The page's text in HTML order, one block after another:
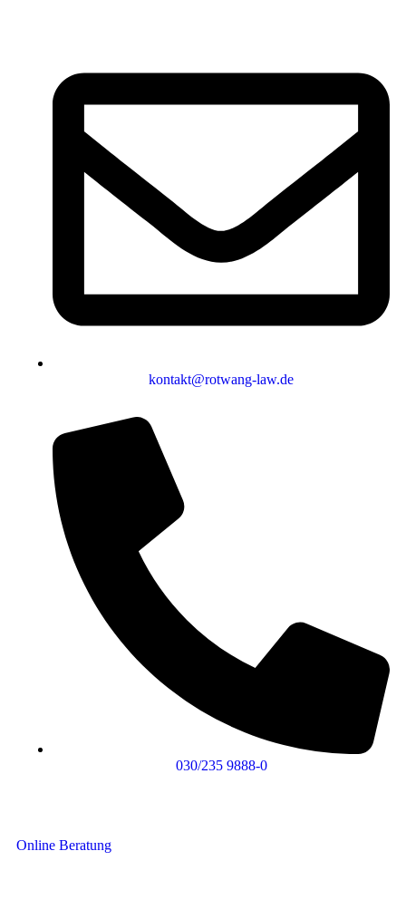
kontakt@rotwang-law.de
030/235 9888-0
Online Beratung